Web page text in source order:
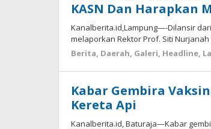
KASN Dan Harapkan
Kanalberita.id,Lampung—-Dilansir
melaporkan Rektor Prof. Siti
Berita, Daerah, Galeri, Headline,
Kabar Gembira
Kereta Api
Kanalberita.id, Baturaja—Kabar